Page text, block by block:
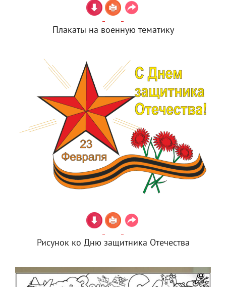
Плакаты на военную тематику
Рисунок ко Дню защитника Отечества